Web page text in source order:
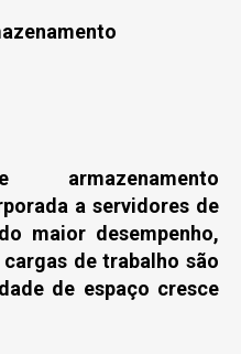
a servidores de
maior desempenho,
de trabalho são
de espaço cresce